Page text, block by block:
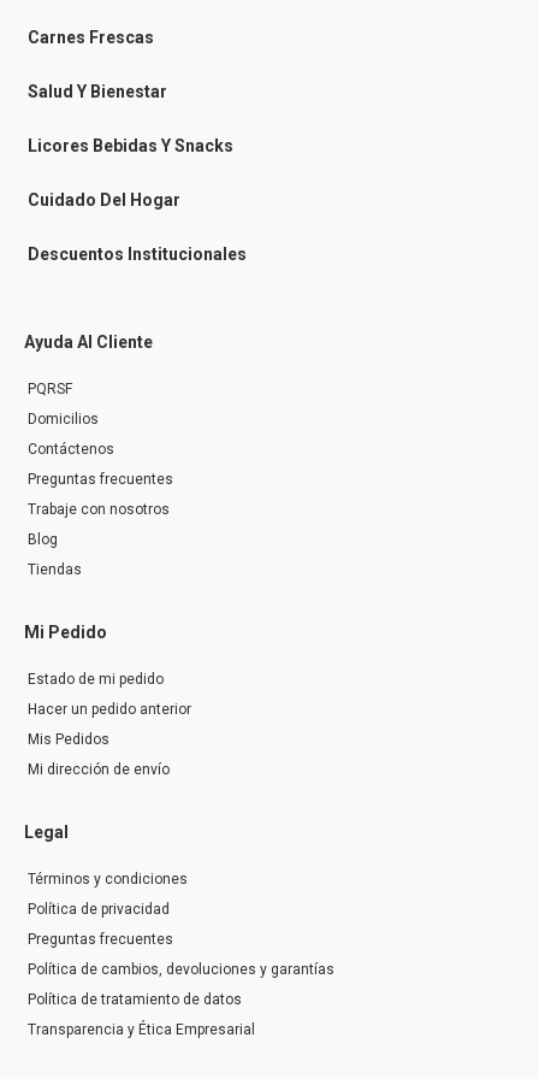
-
s
s
n
g
r
m
Carnes Frescas
Salud Y Bienestar
Licores Bebidas Y Snacks
Cuidado Del Hogar
Descuentos Institucionales
Ayuda Al Cliente
PQRSF
Domicilios
Contáctenos
Preguntas frecuentes
Trabaje con nosotros
Blog
Tiendas
Mi Pedido
Estado de mi pedido
Hacer un pedido anterior
Mis Pedidos
Mi dirección de envío
Legal
Términos y condiciones
Política de privacidad
Preguntas frecuentes
Política de cambios, devoluciones y garantías
Política de tratamiento de datos
Transparencia y Ética Empresarial